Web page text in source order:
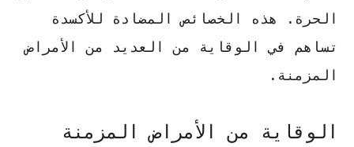
الحرة. هذه الخصائص المضادة للأكسدة
تساهم في الوقاية من العديد من الأمراض
المزمنة.
الوقاية من الأمراض المزمنة